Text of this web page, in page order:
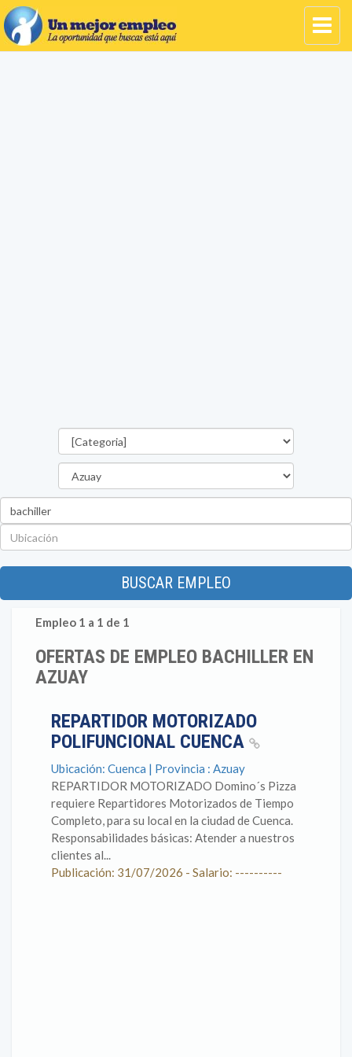
BUSCAR EMPLEO
Empleo 1 a 1 de 1
OFERTAS DE EMPLEO BACHILLER EN
AZUAY
REPARTIDOR MOTORIZADO
POLIFUNCIONAL CUENCA
Ubicación: Cuenca | Provincia : Azuay
REPARTIDOR MOTORIZADO Domino´s Pizza
requiere Repartidores Motorizados de Tiempo
Completo, para su local en la ciudad de Cuenca.
Responsabilidades básicas: Atender a nuestros
clientes al...
Publicación: 31/07/2026 - Salario: ----------